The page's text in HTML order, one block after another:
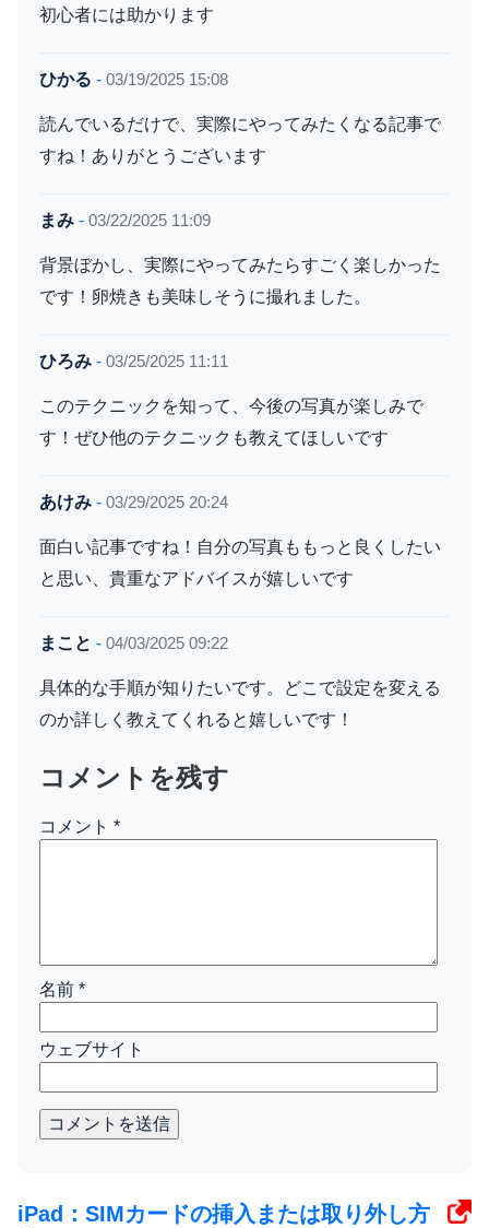
初心者には助かります
ひかる - 03/19/2025 15:08
読んでいるだけで、実際にやってみたくなる記事で
すね！ありがとうございます
まみ - 03/22/2025 11:09
背景ぼかし、実際にやってみたらすごく楽しかった
です！卵焼きも美味しそうに撮れました。
ひろみ - 03/25/2025 11:11
このテクニックを知って、今後の写真が楽しみで
す！ぜひ他のテクニックも教えてほしいです
あけみ - 03/29/2025 20:24
面白い記事ですね！自分の写真ももっと良くしたい
と思い、貴重なアドバイスが嬉しいです
まこと - 04/03/2025 09:22
具体的な手順が知りたいです。どこで設定を変える
のか詳しく教えてくれると嬉しいです！
コメントを残す
コメント *
名前 *
ウェブサイト
コメントを送信
iPad：SIMカードの挿入または取り外し方